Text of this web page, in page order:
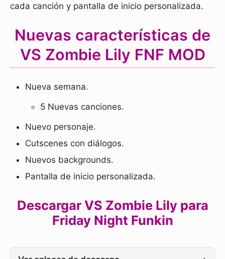
cada canción y pantalla de inicio personalizada.
Nuevas características de
VS Zombie Lily FNF MOD
Nueva semana.
5 Nuevas canciones.
Nuevo personaje.
Cutscenes con diálogos.
Nuevos backgrounds.
Pantalla de inicio personalizada.
Descargar VS Zombie Lily para
Friday Night Funkin